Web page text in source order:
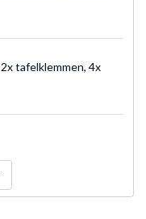
tafelklemmen, 4x